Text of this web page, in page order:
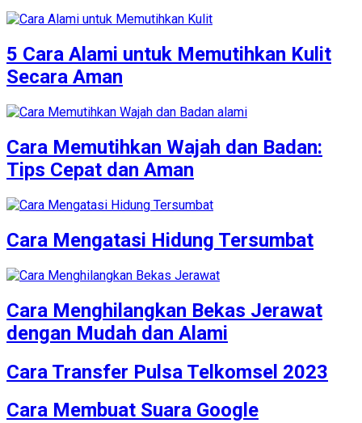
5 Cara Alami untuk Memutihkan Kulit
Secara Aman
Cara Memutihkan Wajah dan Badan:
Tips Cepat dan Aman
Cara Mengatasi Hidung Tersumbat
Cara Menghilangkan Bekas Jerawat
dengan Mudah dan Alami
Cara Transfer Pulsa Telkomsel 2023
Cara Membuat Suara Google